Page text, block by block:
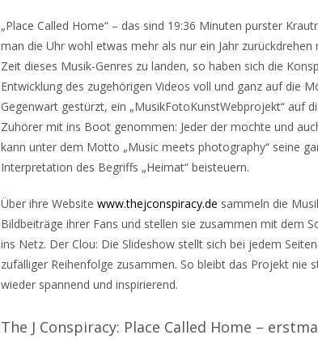
„Place Called Home“ – das sind 19:36 Minuten purster
man die Uhr wohl etwas mehr als nur ein Jahr
Zeit dieses Musik-Genres zu landen, so haben sich die
Entwicklung des zugehörigen Videos voll und ganz auf die
Gegenwart gestürzt, ein „MusikFotoKunstWebprojekt“ auf
Zuhörer mit ins Boot genommen: Jeder der mochte und
kann unter dem Motto „Music meets photography“ seine
Interpretation des Begriffs „Heimat“ beisteuern.
Über ihre Website www.thejconspiracy.de sammeln die
Bildbeiträge ihrer Fans und stellen sie zusammen mit dem
ins Netz. Der Clou: Die Slideshow stellt sich bei jedem
zufälliger Reihenfolge zusammen. So bleibt das Projekt nie
wieder spannend und inspirierend.
The J Conspiracy: Place Called Home –